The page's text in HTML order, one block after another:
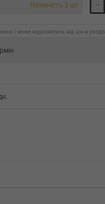
Наявність 3 шт. -
і може відрізнятись від цін в